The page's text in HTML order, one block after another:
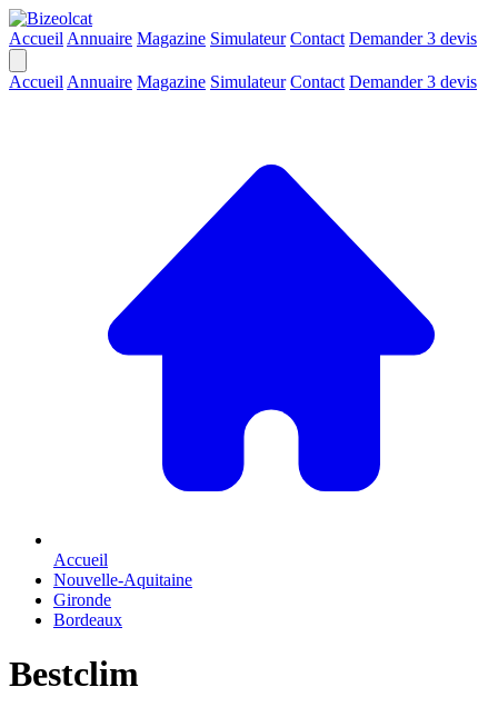
Accueil Annuaire Magazine Simulateur Contact Demander 3 devis
Accueil Annuaire Magazine Simulateur Contact Demander 3 devis
Accueil
Nouvelle-Aquitaine
Gironde
Bordeaux
Bestclim